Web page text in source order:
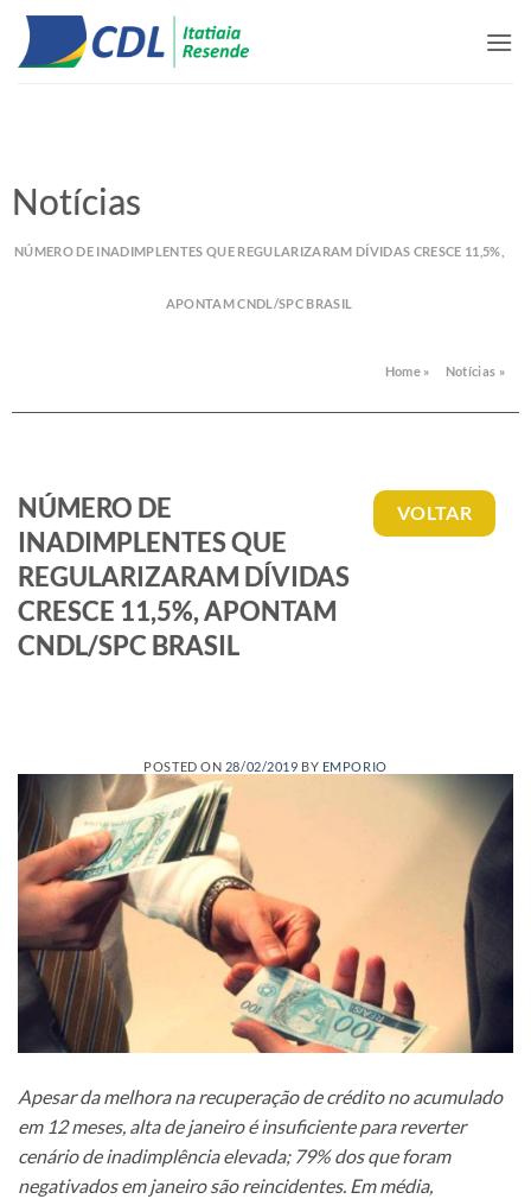
Skip
content
Notícias
NÚMERO DE INADIMPLENTES QUE REGULARIZARAM DÍVIDAS CRESCE 11,5%,
APONTAM CNDL/SPC BRASIL
Notícias »
Home »
NÚMERO DE
INADIMPLENTES QUE
REGULARIZARAM DÍVIDAS
CRESCE 11,5%, APONTAM
CNDL/SPC BRASIL
VOLTAR
POSTED ON 28/02/2019 BY EMPORIO
Apesar da melhora na recuperação de crédito no acumulado
em 12 meses, alta de janeiro é insuficiente para reverter
cenário de inadimplência elevada; 79% dos que foram
negativados em janeiro são reincidentes. Em média,